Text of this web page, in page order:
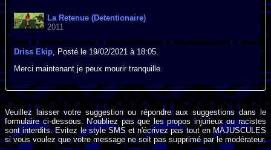
La Retenue (Detentionaire)
2011
Driss Ekip, Posté le 19/02/2021 à 18:05.
Merci maintenant je peux mourir tranquille.
Veuillez laisser votre suggestion ou répondre aux suggestions dans le
formulaire ci-dessous. N'oubliez pas que les propos injurieux ou racistes
sont interdits. Evitez le style SMS et n'écrivez pas tout en MAJUSCULES
si vous voulez que votre message ne soit pas supprimé par le modérateur.